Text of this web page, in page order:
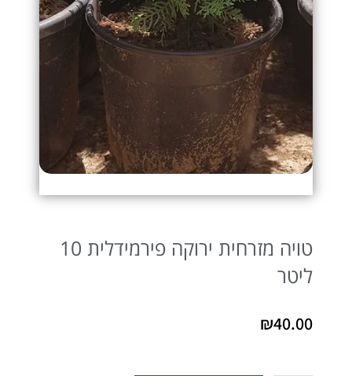
טויה מזרחית ירוקה פירמידלית 10
ליטר
₪40.00